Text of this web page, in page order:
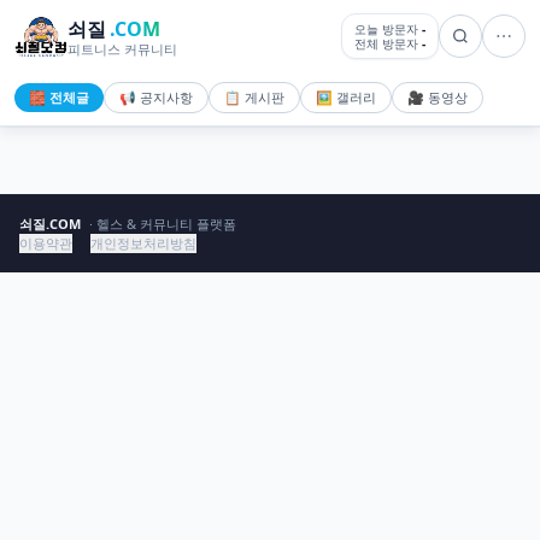
쇠질 .COM
피트니스 커뮤니티
오늘 방문자 -
전체 방문자 -
🧱 전체글 📢 공지사항 📋 게시판 🖼️ 갤러리 🎥 동영상
쇠질.COM · 헬스 & 커뮤니티 플랫폼
이용약관
개인정보처리방침